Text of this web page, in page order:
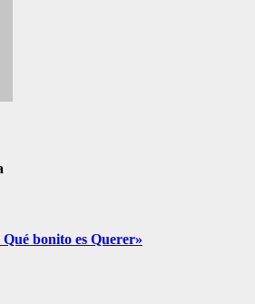
bonito es Querer»